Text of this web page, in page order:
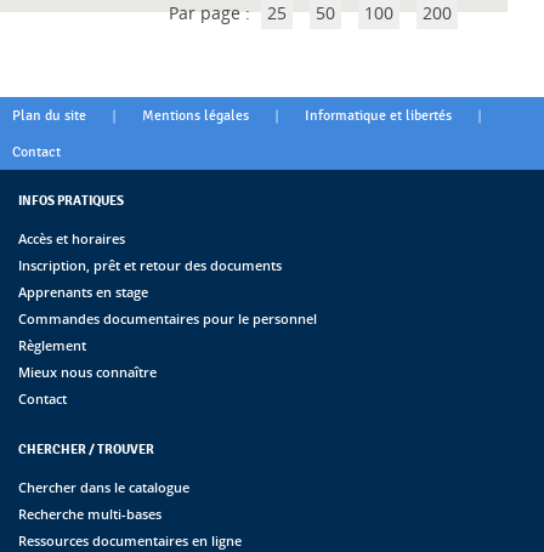
Par page : 25 50 100 200
Plan du site | Mentions légales | Informatique et libertés |
Contact
INFOS PRATIQUES
Accès et horaires
Inscription, prêt et retour des documents
Apprenants en stage
Commandes documentaires pour le personnel
Règlement
Mieux nous connaître
Contact
CHERCHER / TROUVER
Chercher dans le catalogue
Recherche multi-bases
Ressources documentaires en ligne